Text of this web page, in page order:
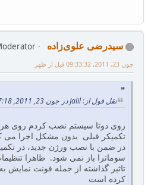
سیدرضی علوی‌زاده
جون 23, 2011, 09:33:32 قبل از ظهر
نقل قول از: Jalil در جون 23, 2011, 04:07:18 قبل از ظهر
روی دوتا سیستم نصب کردم روی
تکمیکر قبلی بدون مشکل اجرا می
سوماترا باز نمی شود. ظاهرا
تاثیر گذاشته از جمله فونت نمایش به
کرده است